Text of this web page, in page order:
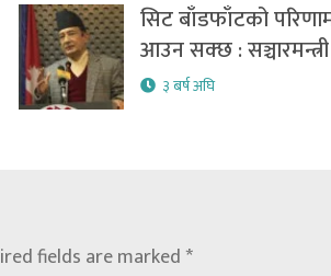
सिट बाँडफाँटको
आउन सक्छ : सञ्चारमन्त्री
३ बर्ष अघि
fields are marked*